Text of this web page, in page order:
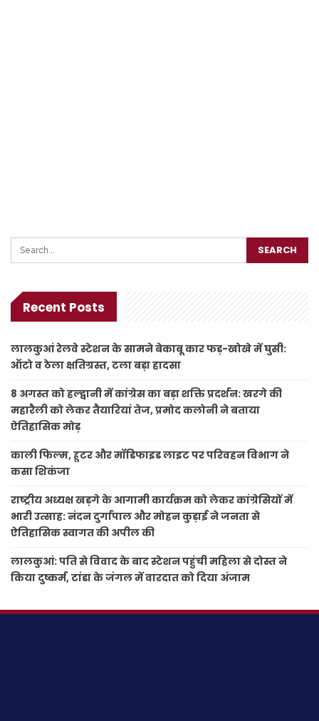
Recent Posts
लालकुआं रेलवे स्टेशन के सामने बेकाबू कार फड़-खोखे में घुसी:
ऑटो व ठेला क्षतिग्रस्त, टला बड़ा हादसा
8 अगस्त को हल्द्वानी में कांग्रेस का बड़ा शक्ति प्रदर्शन: खरगे की
महारैली को लेकर तैयारियां तेज, प्रमोद कलोनी ने बताया
ऐतिहासिक मोड़
काली फिल्म, हूटर और मॉडिफाइड लाइट पर परिवहन विभाग ने
कसा शिकंजा
राष्ट्रीय अध्यक्ष खड़गे के आगामी कार्यक्रम को लेकर कांग्रेसियों में
भारी उत्साह: नंदन दुर्गापाल और मोहन कुड़ाई ने जनता से
ऐतिहासिक स्वागत की अपील की
लालकुआं: पति से विवाद के बाद स्टेशन पहुंची महिला से दोस्त ने
किया दुष्कर्म, टांडा के जंगल में वारदात को दिया अंजाम